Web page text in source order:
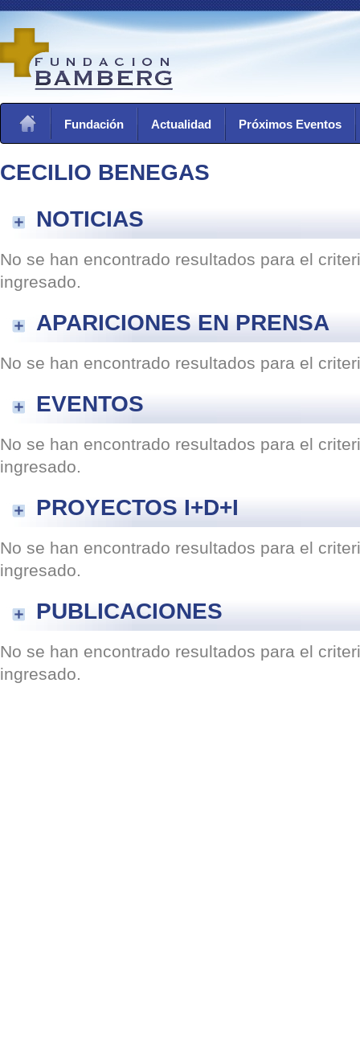
Fundación Actualidad Próximos Eventos
CECILIO BENEGAS
NOTICIAS
No se han encontrado resultados para el
ingresado.
APARICIONES EN PRENSA
No se han encontrado resultados para el
EVENTOS
No se han encontrado resultados para el
ingresado.
PROYECTOS I+D+I
No se han encontrado resultados para el
ingresado.
PUBLICACIONES
No se han encontrado resultados para el
ingresado.